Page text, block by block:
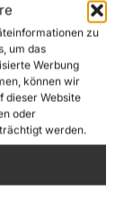
zu
um das
Werbung
können wir
dieser Website
oder
werden.
die
zum